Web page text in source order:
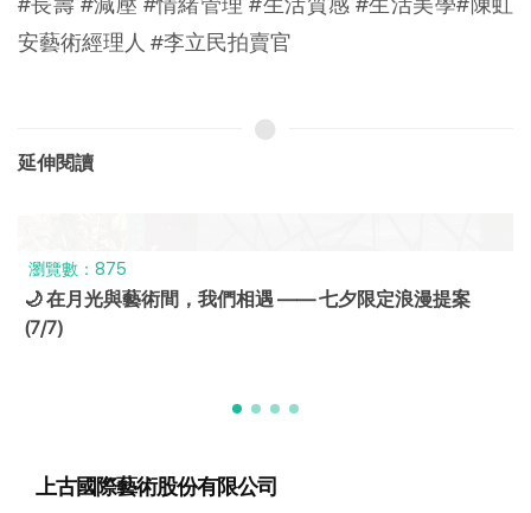
安藝術經理人 #李立民拍賣官
延伸閱讀
瀏覽數：875
🌙 在月光與藝術間，我們相遇 —— 七夕限定浪漫提案
(7/7)
上古國際藝術股份有限公司